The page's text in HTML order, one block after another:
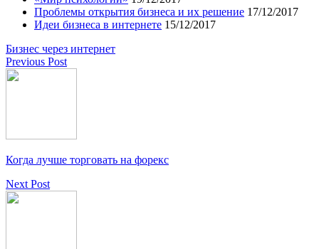
Проблемы открытия бизнеса и их решение 17/12/2017
Идеи бизнеса в интернете 15/12/2017
Бизнес через интернет
Previous Post
Когда лучше торговать на форекс
Next Post